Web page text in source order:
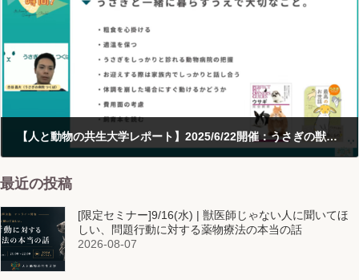
【人と動物の共生大学レポート】2025/6/22開催：うさぎの獣医師が教える「うさぎの”コレだけ”は知っておこう！」
2025-06-25
最近の投稿
[限定セミナー]9/16(水) | 獣医師じゃない人に聞いてほ
しい、問題行動に対する薬物療法の本当の話
2026-08-07